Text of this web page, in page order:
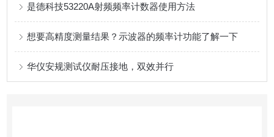
是德科技53220A射频频率计数器使用方法
想要高精度测量结果？示波器的频率计功能了解一下
华仪安规测试仪耐压接地，双效并行